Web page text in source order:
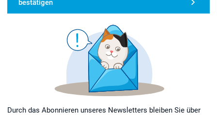
bestätigen
Durch das Abonnieren unseres Newsletters bleiben Sie über